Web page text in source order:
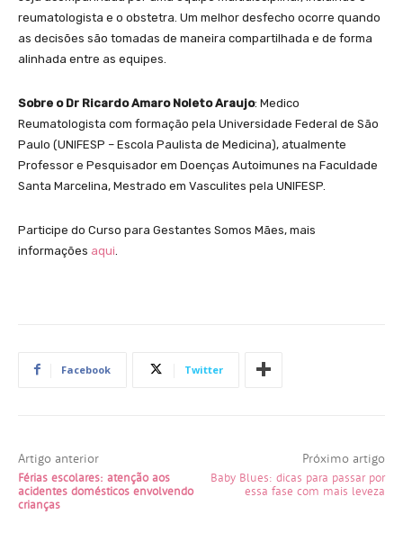
reumatologista e o obstetra. Um melhor desfecho ocorre quando
as decisões são tomadas de maneira compartilhada e de forma
alinhada entre as equipes.
Sobre o Dr Ricardo Amaro Noleto Araujo: Medico
Reumatologista com formação pela Universidade Federal de São
Paulo (UNIFESP – Escola Paulista de Medicina), atualmente
Professor e Pesquisador em Doenças Autoimunes na Faculdade
Santa Marcelina, Mestrado em Vasculites pela UNIFESP.
Participe do Curso para Gestantes Somos Mães, mais
informações aqui
Facebook Twitter
Artigo anterior
Férias escolares: atenção aos
acidentes domésticos envolvendo
crianças
Próximo artigo
Baby Blues: dicas para passar por
essa fase com mais leveza